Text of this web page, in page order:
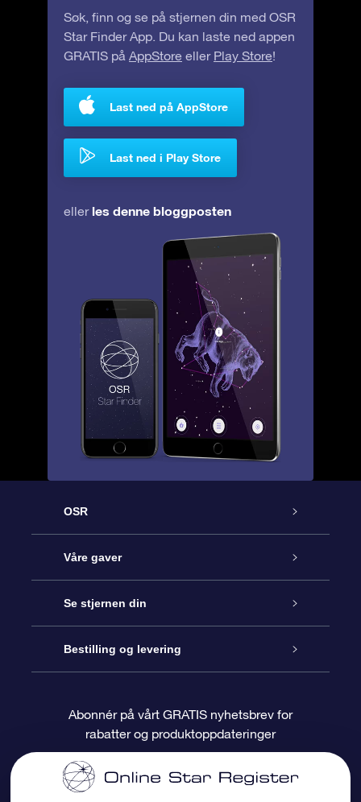
Søk, finn og se på stjernen din med OSR
Star Finder App. Du kan laste ned appen
GRATIS på AppStore eller Play Store!
Last ned på AppStore
Last ned i Play Store
eller les denne bloggposten
OSR
Kundeservice
Kontakt oss
Bloggen
Anmeldelser
Våre gaver
Online Stjernegave
OSR Gavepakke
OSR-gavekortet
Bedriftsgaver
Se stjernen din
Star Register
Pesontilpasset stjerneside
One Million Stars
Bestilling og levering
Betalingsinformasjon
Fraktinformasjon
Abonnér på vårt GRATIS nyhetsbrev for
rabatter og produktoppdateringer